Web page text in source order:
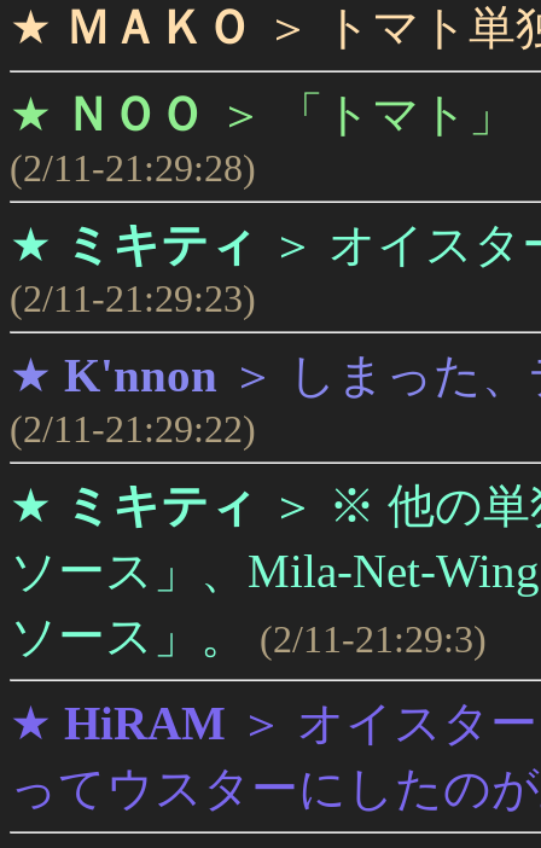
★ ＭＡＫＯ ＞
トマト単
★ ＮＯＯ ＞ 「トマト
(2/11-21:29:28)
★ ミキティ ＞ オイスタ
(2/11-21:29:23)
★ K'nnon ＞ しまった
(2/11-21:29:22)
★ ミキティ ＞ ※ 他の単
ソース」、Mila-Net-
ソース」。
(2/11-21:29:3)
★ HiRAM ＞ オイスタ
ってウスターにしたの